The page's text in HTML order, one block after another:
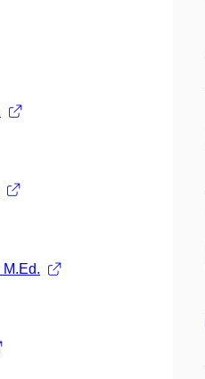
M.Ed.